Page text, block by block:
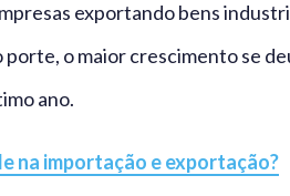
exportando bens
o maior crescimento se
ano.
na importação e exportação?